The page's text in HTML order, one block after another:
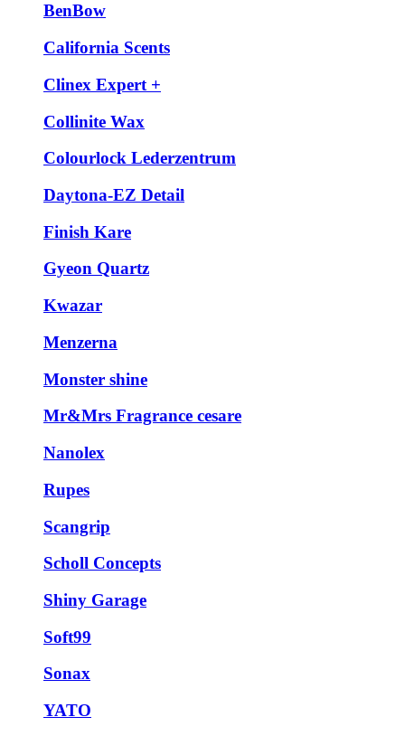
BenBow
California Scents
Clinex Expert +
Collinite Wax
Colourlock Lederzentrum
Daytona-EZ Detail
Finish Kare
Gyeon Quartz
Kwazar
Menzerna
Monster shine
Mr&Mrs Fragrance cesare
Nanolex
Rupes
Scangrip
Scholl Concepts
Shiny Garage
Soft99
Sonax
YATO